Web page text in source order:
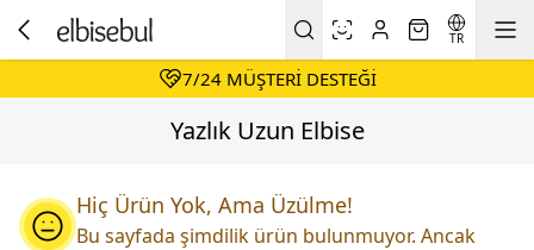
TR
KOŞULSUZ & KOLAY İADE
7/24 MÜŞTERI DESTEĞI
DAIMA HESAPLI ALIŞVERIŞ
Yazlık Uzun Elbise
Hiç Ürün Yok, Ama Üzülme!
Bu sayfada şimdilik ürün bulunmuyor. Ancak